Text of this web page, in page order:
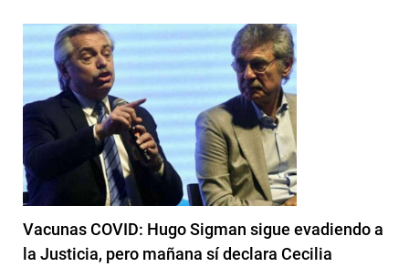
Vacunas COVID: Hugo Sigman sigue evadiendo a
la Justicia, pero mañana sí declara Cecilia